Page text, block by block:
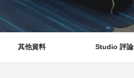
其他資料 Studio 評論